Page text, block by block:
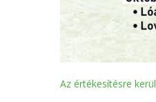
Az értékesítésre